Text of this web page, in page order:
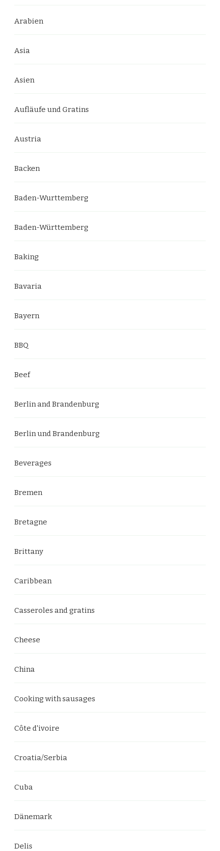
Arabien
Asia
Asien
Aufläufe und Gratins
Austria
Backen
Baden-Wurttemberg
Baden-Württemberg
Baking
Bavaria
Bayern
BBQ
Beef
Berlin and Brandenburg
Berlin und Brandenburg
Beverages
Bremen
Bretagne
Brittany
Caribbean
Casseroles and gratins
Cheese
China
Cooking with sausages
Côte d'ivoire
Croatia/Serbia
Cuba
Dänemark
Delis